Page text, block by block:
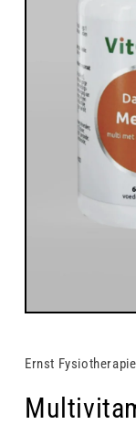
Media
in
modaal
Ernst Fysiotherapie